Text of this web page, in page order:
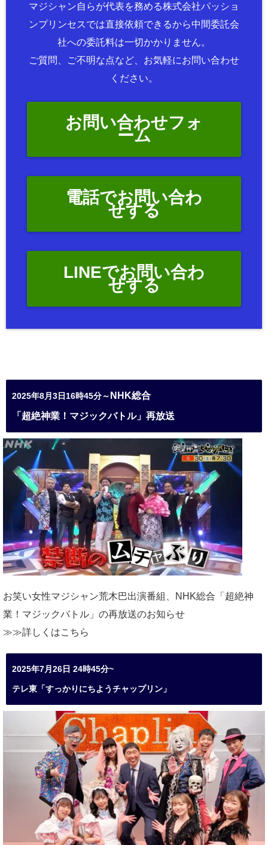
マジシャン自らが代表を務める株式会社パッショ
ンプリンセスでは直接依頼できるから中間委託会
社への委託料は一切かかりません。
ご質問、ご不明な点など、お気軽にお問い合わせ
ください。
お問い合わせフォ
ーム
電話でお問い合わ
せする
LINEでお問い合わ
せする
2025年8月3日16時45分～ NHK総合
「超絶神業！マジックバトル」再放送
お笑い女性マジシャン荒木巴出演番組、
NHK総合「超絶神
業！マジックバトル」の再放送のお知らせ
≫≫詳しくはこちら
2025年7月26日 24時45分~
テレ東「すっかりにちようチャップリン」